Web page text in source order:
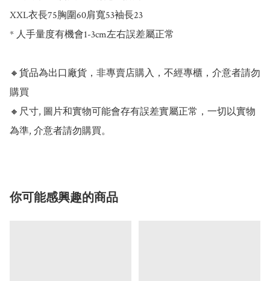
XXL衣長75胸圍60肩寬53袖長23
* 人手量度有機會1-3cm左右誤差屬正常
🔸貨品為出口廠貨，非專賣店購入，不經專櫃，介意者請勿
購買
🔸尺寸, 圖片和實物可能會存有誤差實屬正常，一切以實物
為準, 介意者請勿購買。
你可能感興趣的商品